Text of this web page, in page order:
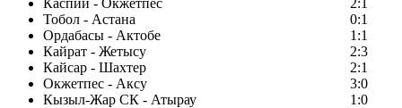
Каспий - Окжетпес
2:1
Тобол - Астана
0:1
Ордабасы - Актобе
1:1
Кайрат - Жетысу
2:3
Кайсар - Шахтер
2:1
Окжетпес - Аксу
3:0
Кызыл-Жар СК - Атырау
1:0